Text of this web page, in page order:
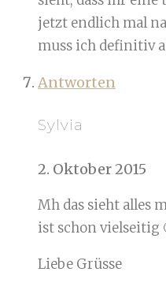
jetzt endlich mal
muss ich definitiv
Antworten
Sylvia
2. Oktober 2015
Mh das sieht alles
ist schon vielseitig
Liebe Grüsse